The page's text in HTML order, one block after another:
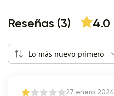
Reseñas (3) 4.0
Lo más nuevo primero
27 enero 2024